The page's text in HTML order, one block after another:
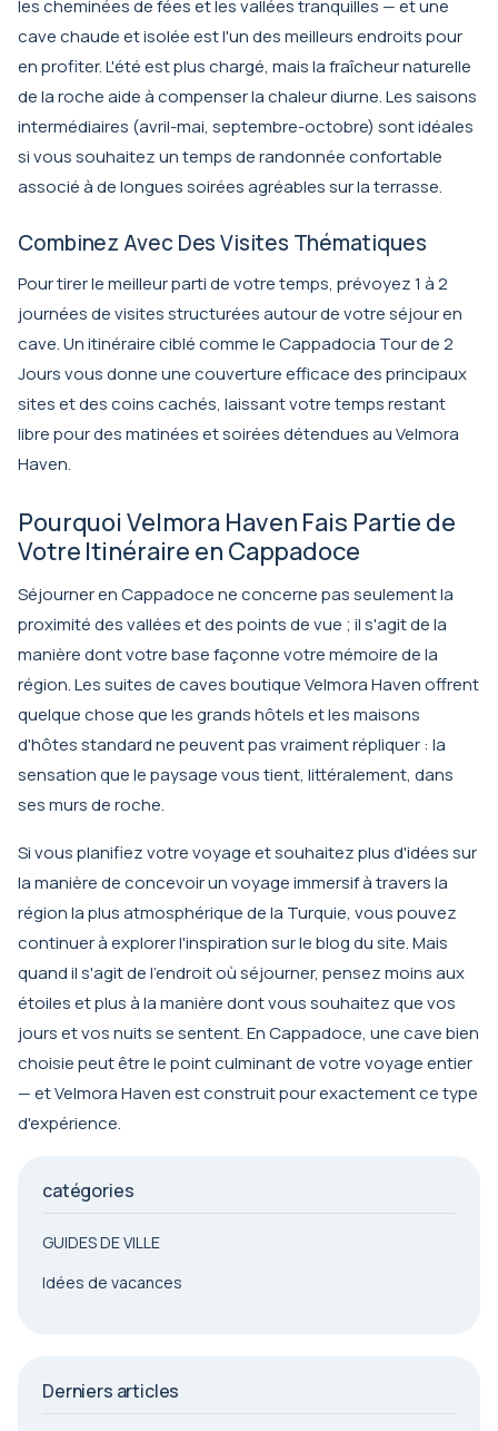
les cheminées de fées et les vallées tranquilles — et une
cave chaude et isolée est l'un des meilleurs endroits pour
en profiter. L'été est plus chargé, mais la fraîcheur naturelle
de la roche aide à compenser la chaleur diurne. Les saisons
intermédiaires (avril-mai, septembre-octobre) sont idéales
si vous souhaitez un temps de randonnée confortable
associé à de longues soirées agréables sur la terrasse.
Combinez Avec Des Visites Thématiques
Pour tirer le meilleur parti de votre temps, prévoyez 1 à 2
journées de visites structurées autour de votre séjour en
cave. Un itinéraire ciblé comme leCappadocia Tour de 2
Joursvous donne une couverture efficace des principaux
sites et des coins cachés, laissant votre temps restant
libre pour des matinées et soirées détendues au Velmora
Haven.
Pourquoi Velmora Haven Fais Partie de
Votre Itinéraire en Cappadoce
Séjourner en Cappadoce ne concerne pas seulement la
proximité des vallées et des points de vue ; il s'agit de la
manière dont votre base façonne votre mémoire de la
région. Lessuites de caves boutique Velmora Havenoffrent
quelque chose que les grands hôtels et les maisons
d'hôtes standard ne peuvent pas vraiment répliquer : la
sensation que le paysage vous tient, littéralement, dans
ses murs de roche.
Si vous planifiez votre voyage et souhaitez plus d'idées sur
la manière de concevoir un voyage immersif à travers la
région la plus atmosphérique de la Turquie, vous pouvez
continuer à explorer l'inspiration sur leblogdu site. Mais
quand il s'agit de l'endroit où séjourner, pensez moins aux
étoiles et plus à la manière dont vous souhaitez que vos
jours et vos nuits se sentent. En Cappadoce, une cave bien
choisie peut être le point culminant de votre voyage entier
— et Velmora Haven est construit pour exactement ce type
d'expérience.
catégories
GUIDES DE VILLE
Idées de vacances
Derniers articles